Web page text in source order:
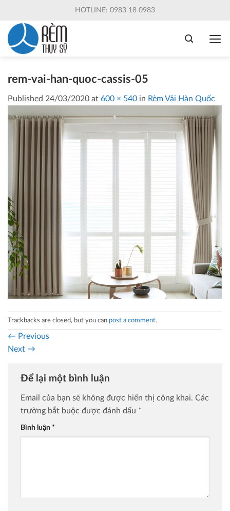
content
HOTLINE: 0983 18 0983
rem-vai-han-quoc-cassis-05
Published 24/03/2020 at 600 × 540 in Rèm Vải Hàn Quốc
Trackbacks are closed, but you can post a comment.
← Previous
Next →
Để lại một bình luận
Email của bạn sẽ không được hiển thị công khai. Các
trường bắt buộc được đánh dấu *
Bình luận *